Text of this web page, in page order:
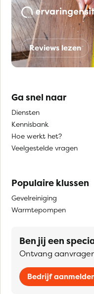
Reviews lezen
Ga snel naar
Diensten
Kennisbank
Hoe werkt het?
Veelgestelde vragen
Populaire klussen
Gevelreiniging
Warmtepompen
Ben jij een
Ontvang
Bedrijf